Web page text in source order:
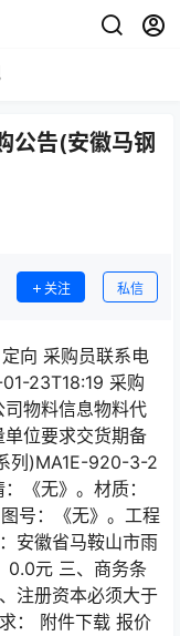
公告(安徽马钢
关注 私信
向 采购员联系电
23T18:19 采购
物料信息物料代
位要求交货期备
列)MA1E-920-3-2
《无》。材质：
号：《无》。工程
安徽省马鞍山市雨
0.0元 三、商务条
注册资本必须大于
： 附件下载 报价